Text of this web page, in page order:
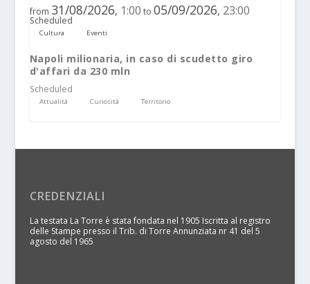
from 31/08/2026, 1:00 to 05/09/2026, 23:00
Scheduled
Cultura Eventi
Napoli milionaria, in caso di scudetto giro
d'affari da 230 mln
Scheduled
Attualità Curiosità Territorio
CREDENZIALI
La testata La Torre è stata fondata nel 1905 Iscritta al registro
delle Stampe presso il Trib. di Torre Annunziata nr 41 del 5
agosto del 1965